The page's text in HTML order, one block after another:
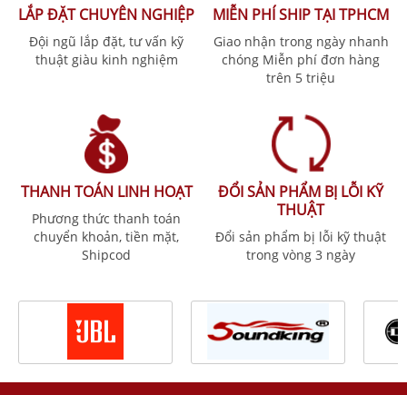
LẮP ĐẶT CHUYÊN NGHIỆP
Đội ngũ lắp đặt, tư vấn kỹ
thuật giàu kinh nghiệm
MIỄN PHÍ SHIP TẠI TPHCM
Giao nhận trong ngày nhanh
chóng Miễn phí đơn hàng
trên 5 triệu
THANH TOÁN LINH HOẠT
Phương thức thanh toán
chuyển khoản, tiền mặt,
Shipcod
ĐỔI SẢN PHẨM BỊ LỖI KỸ
THUẬT
Đổi sản phẩm bị lỗi kỹ thuật
trong vòng 3 ngày